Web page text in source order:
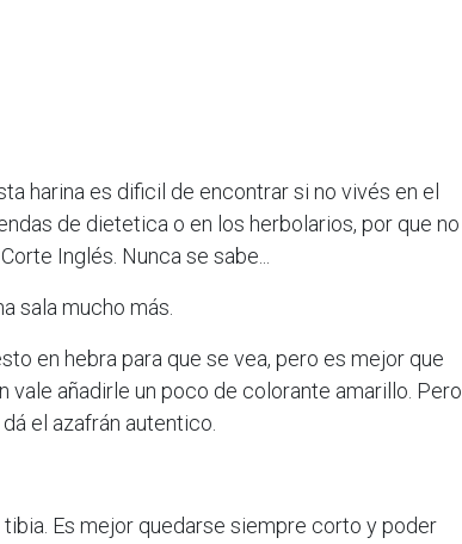
harina es dificil de encontrar si no vivés en el
de dietetica o en los herbolarios, por que no
Inglés. Nunca se sabe...
sala mucho más.
en hebra para que se vea, pero es mejor que
vale añadirle un poco de colorante amarillo. Pero
el azafrán autentico.
Es mejor quedarse siempre corto y poder